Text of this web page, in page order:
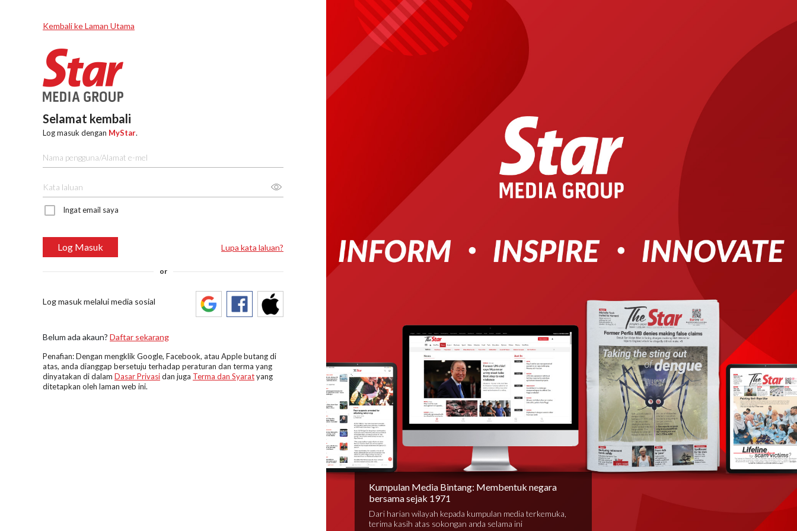
Kembali ke Laman Utama
Selamat kembali
Log masuk dengan MyStar.
Ingat email saya
Log Masuk Lupa kata laluan?
or
Log masuk melalui media sosial
Belum ada akaun? Daftar sekarang
Penafian: Dengan mengklik Google, Facebook, atau Apple butang di
atas, anda dianggap bersetuju terhadap peraturan dan terma yang
dinyatakan di dalam Dasar Privasidan juga Terma dan Syaratyang
ditetapkan oleh laman web ini.
Kumpulan Media Bintang: Membentuk negara
bersama sejak 1971
Dari harian wilayah kepada kumpulan media terkemuka,
terima kasih atas sokongan anda selama ini